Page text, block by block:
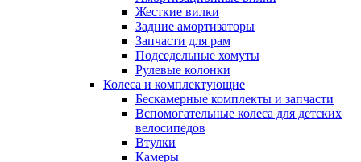
Жесткие вилки
Задние амортизаторы
Запчасти для рам
Подседельные хомуты
Рулевые колонки
Колеса и комплектующие
Бескамерные комплекты и запчасти
Вспомогательные колеса для детских
велосипедов
Втулки
Камеры